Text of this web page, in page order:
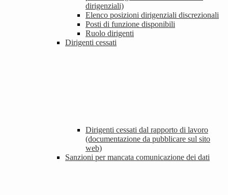
dirigenziali)
Elenco posizioni dirigenziali discrezionali
Posti di funzione disponibili
Ruolo dirigenti
Dirigenti cessati
Dirigenti cessati dal rapporto di lavoro
(documentazione da pubblicare sul sito
web)
Sanzioni per mancata comunicazione dei dati